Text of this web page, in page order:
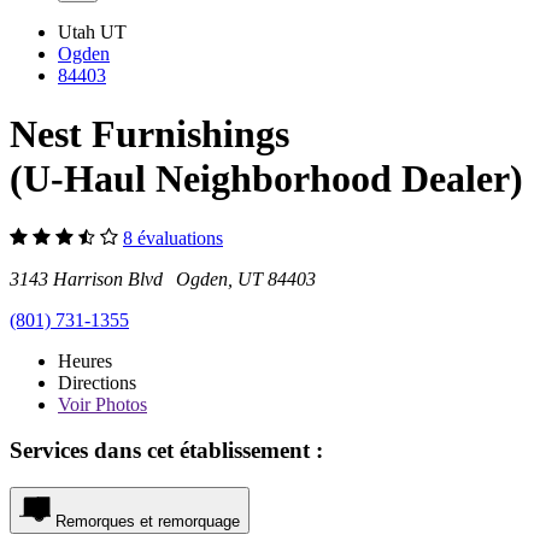
Utah UT
Ogden
84403
Nest Furnishings
(U-Haul Neighborhood Dealer)
8 évaluations
3143 Harrison Blvd Ogden, UT 84403
(801) 731-1355
Heures
Directions
VoirPhotos
Services dans cet établissement :
Remorques et remorquage